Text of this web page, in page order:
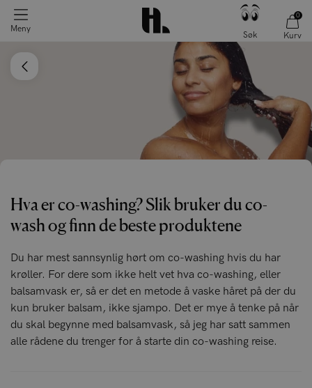
Meny
Søk
0
Kurv
Hva er co-washing? Slik bruker du co-
wash og finn de beste produktene
Du har mest sannsynlig hørt om co-washing hvis du har
krøller. For dere som ikke helt vet hva co-washing, eller
balsamvask er, så er det en metode å vaske håret på der du
kun bruker balsam, ikke sjampo. Det er mye å tenke på når
du skal begynne med balsamvask, så jeg har satt sammen
alle rådene du trenger for å starte din co-washing reise.